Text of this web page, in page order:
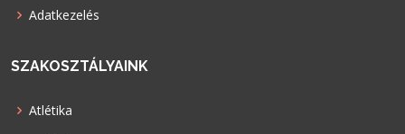
Adatkezelés
SZAKOSZTÁLYAINK
Atlétika